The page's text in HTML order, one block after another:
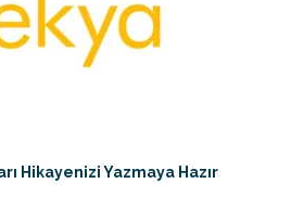
Hikayenizi Yazmaya Hazır